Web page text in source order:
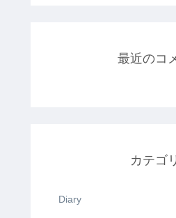
最近のコ
カテゴ
Diary